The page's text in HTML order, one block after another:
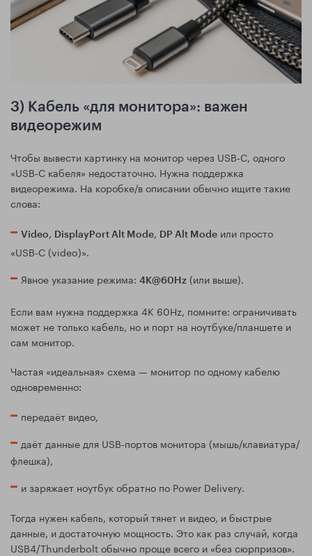
3) Кабель «для монитора»: важен
видеорежим
Чтобы вывести картинку на монитор через USB‑C, одного
«USB‑C кабеля» недостаточно. Нужна поддержка
видеорежима. На коробке/в описании обычно ищите такие
слова:
Video, DisplayPort Alt Mode, DP Alt Mode или просто
«USB‑C (video)».
Явное указание режима: 4K@60Hz (или выше).
Если вам нужна поддержка 4K 60Hz, помните: ограничивать
может не только кабель, но и порт на ноутбуке/планшете и
сам монитор.
Частая «идеальная» схема — монитор по одному кабелю
одновременно:
передаёт видео,
даёт данные для USB‑портов монитора (мышь/клавиатура/
флешка),
и заряжает ноутбук обратно по Power Delivery.
Тогда нужен кабель, который тянет и видео, и быстрые
данные, и достаточную мощность. Это как раз случай, когда
USB4/Thunderbolt обычно проще всего и «без сюрпризов».